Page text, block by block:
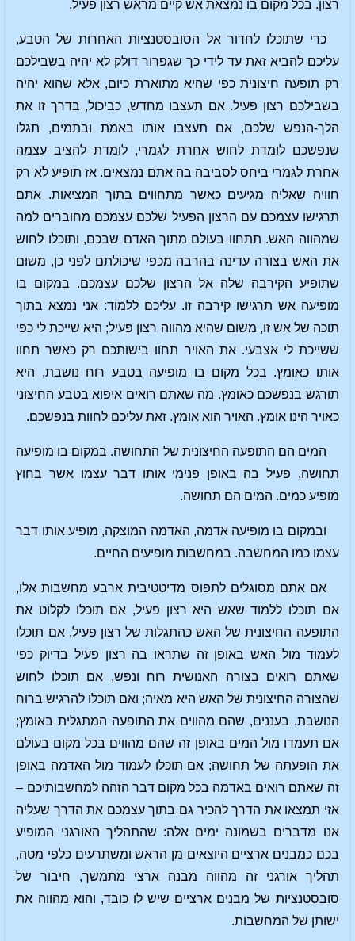
רצון. בכל מקום בו נמצאת אש קיים מראש רצון פעיל.
כדי שתוכלו לחדור אל הסובסטנציות האחרות של הטבע,
עליכם להביא זאת עד לידי כך שגפרור דולק לא יהיה בשבילכם
רק תופעה חיצונית כפי שהיא מתוארת כיום, אלא שהוא יהיה
בשבילכם רצון פעיל. אם תעצבו מחדש, כביכול, בדרך זו את
הלך-הנפש שלכם, אם תעצבו אותו באמת ובתמים, תגלו
שנפשכם לומדת לחוש אחרת לגמרי, לומדת להציב עצמה
אחרת לגמרי ביחס לסביבה בה אתם נמצאים. אז תופיע לא רק
חוויה שאליה מגיעים כאשר מתחווים בתוך המציאות. אתם
תרגישו עצמכם עם הרצון הפעיל שלכם עצמכם מחוברים למה
שמהווה האש. תתחוו בעולם מתוך האדם שבכם, ותוכלו לחוש
את האש בצורה עדינה בהרבה מכפי שיכולתם לפני כן, משום
שתופיע הקירבה שלה אל הרצון שלכם עצמכם. במקום בו
מופיעה אש תרגישו קירבה זו. עליכם ללמוד: אני נמצא בתוך
תוכה של אש זו, משום שהיא מהווה רצון פעיל; היא שייכת לי כפי
ששייכת לי אצבעי. את האויר תחוו בישותכם רק כאשר תחוו
אותו כאומץ. בכל מקום בו מופיעה בטבע רוח נושבת, היא
תורגש בנפשכם כאומץ. מה שאתם רואים איפוא בטבע החיצוני
כאויר הינו אומץ. האויר הוא אומץ. זאת עליכם לחוות בנפשכם.
המים הם התופעה החיצונית של התחושה. במקום בו מופיעה
תחושה, פעיל בה באופן פנימי אותו דבר עצמו אשר בחוץ
מופיע כמים. המים הם תחושה.
ובמקום בו מופיעה אדמה, האדמה המוצקה, מופיע אותו דבר
עצמו כמו המחשבה. במחשבות מופיעים החיים.
אם אתם מסוגלים לתפוס מדיטטיבית ארבע מחשבות אלו,
אם תוכלו ללמוד שאש היא רצון פעיל, אם תוכלו לקלוט את
התופעה החיצונית של האש כהתגלות של רצון פעיל, אם תוכלו
לעמוד מול האש באופן זה שתראו בה רצון פעיל בדיוק כפי
שאתם רואים בצורה האנושית רוח ונפש, אם תוכלו לחוש
שהצורה החיצונית של האש היא מאיה; ואם תוכלו להרגיש ברוח
הנושבת, בעננים, שהם מהווים את התופעה המתגלית באומץ;
אם תעמדו מול המים באופן זה שהם מהווים בכל מקום בעולם
את הופעתה של תחושה; אם תוכלו לעמוד מול האדמה באופן
זה שאתם רואים באדמה בכל מקום דבר הזהה למחשבותיכם –
אזי תמצאו את הדרך להכיר גם בתוך עצמכם את הדרך שעליה
אנו מדברים בשמונה ימים אלה: שהתהליך האורגני המופיע
בכם כמבנים ארציים היוצאים מן הראש ומשתרעים כלפי מטה,
תהליך אורגני זה מהווה מבנה ארצי מתמשך, חיבור של
סובסטנציות של מבנים ארציים שיש לו כובד, והוא מהווה את
ישותן של המחשבות.